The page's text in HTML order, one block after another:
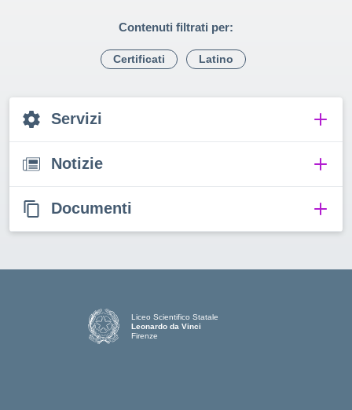
Contenuti filtrati per:
Certificati Latino
Servizi
Notizie
Documenti
Liceo Scientifico Statale
Leonardo da Vinci
Firenze